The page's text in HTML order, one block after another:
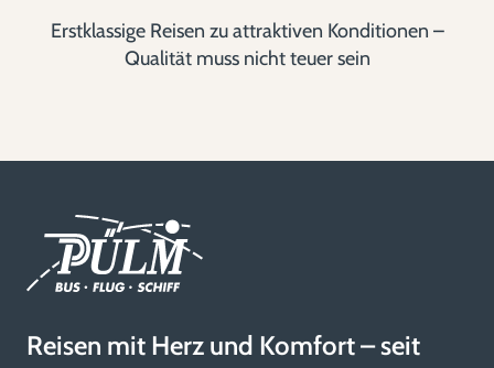
Erstklassige Reisen zu attraktiven Konditionen –
Qualität muss nicht teuer sein
Reisen mit Herz und Komfort – seit